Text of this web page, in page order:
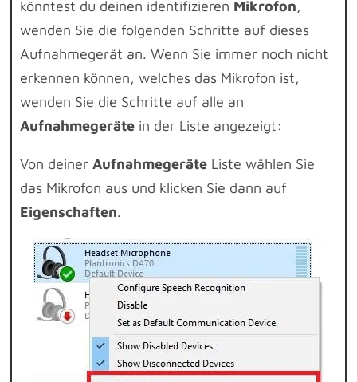
könntest du deinen identifizieren Mikrofon,
wenden Sie die folgenden Schritte auf dieses
Aufnahmegerät an. Wenn Sie immer noch nicht
erkennen können, welches das Mikrofon ist,
wenden Sie die Schritte auf alle an
Aufnahmegeräte in der Liste angezeigt:
Von deinerAufnahmegeräte Liste wählen Sie
das Mikrofon aus und klicken Sie dann auf
Eigenschaften.